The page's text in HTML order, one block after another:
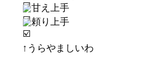
甘え上手
頼り上手
↑うらやましいわ